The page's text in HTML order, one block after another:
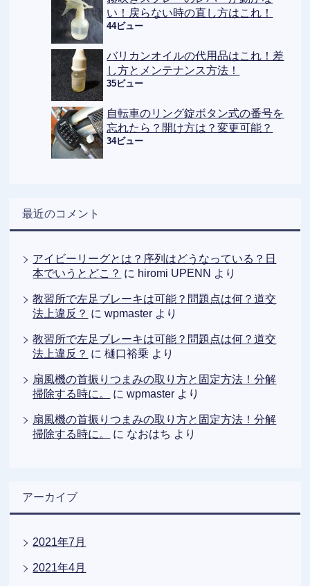
い！戻らない時の直し方はこれ！
44ビュー
バリカンオイルの代用品はこれ！差
し方とメンテナンス方法！
35ビュー
自転車のリング錠ボタン式の番号を
忘れたら？開け方は？変更可能？
34ビュー
最近のコメント
アイビーリーグとは？序列はどうなっている？日
本でいうとどこ？ に hiromi UPENN より
教習所で左足ブレーキは可能？問題点は何？道交
法上違反？ にwpmaster より
教習所で左足ブレーキは可能？問題点は何？道交
法上違反？ に樋口裕乗 より
扇風機の首振りつまみの取り方と固定方法！分解
掃除する時に。
にwpmaster より
扇風機の首振りつまみの取り方と固定方法！分解
掃除する時に。
に なおはち より
アーカイブ
2021年7月
2021年4月